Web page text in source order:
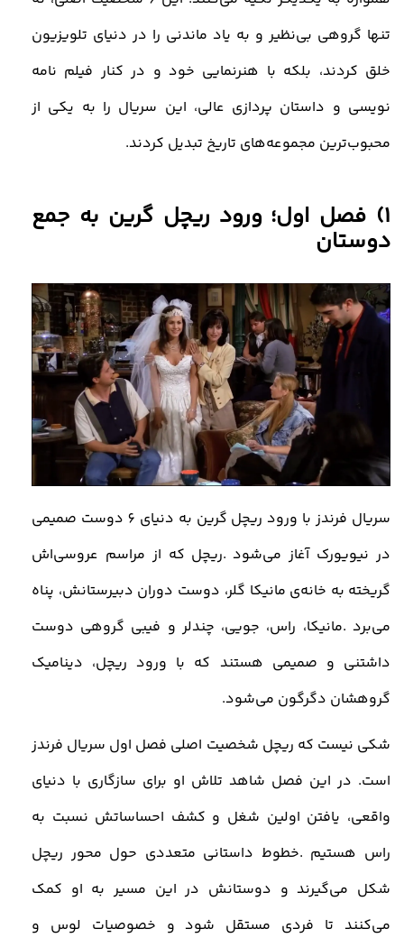
تنها گروهی بی‌نظیر و به یاد ماندنی را در دنیای تلویزیون
خلق کردند، بلکه با هنرنمایی خود و در کنار فیلم‌ نامه‌
نویسی و داستان‌ پردازی عالی، این سریال را به یکی از
محبوب‌ترین مجموعه‌های تاریخ تبدیل کردند.
1) فصل اول؛ ورود ریچل گرین به جمع
دوستان
سریال فرندز با ورود ریچل گرین به دنیای 6 دوست صمیمی
در نیویورک آغاز می‌شود .ریچل که از مراسم عروسی‌اش
گریخته به خانه‌ی مانیکا گلر، دوست دوران دبیرستانش، پناه
می‌برد .مانیکا، راس، جویی، چندلر و فیبی گروهی دوست‌
داشتنی و صمیمی هستند که با ورود ریچل، دینامیک
گروهشان دگرگون می‌شود.
شکی نیست که ریچل شخصیت اصلی فصل اول سریال فرندز
است. در این فصل شاهد تلاش او برای سازگاری با دنیای
واقعی، یافتن اولین شغل و کشف احساساتش نسبت به
راس هستیم .خطوط داستانی متعددی حول محور ریچل
شکل می‌گیرند و دوستانش در این مسیر به او کمک
می‌کنند تا فردی مستقل شود و خصوصیات لوس و